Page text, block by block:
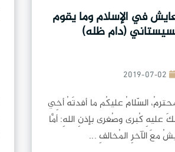
في الإسلام وما يقوم
(دام ظله)
2019-07-02
السّلامُ عليكُم ما أفدتَهُ أخِي
عليهِ كُبرى وصُغرى بإذنِ اللهِ: أمَّا
معَ الآخرِ المُخالفِ ...